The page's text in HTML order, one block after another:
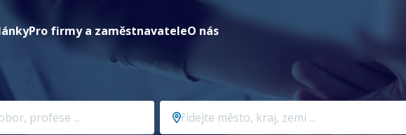
Pro firmy a zaměstnavateleO nás
Přidejte
město,